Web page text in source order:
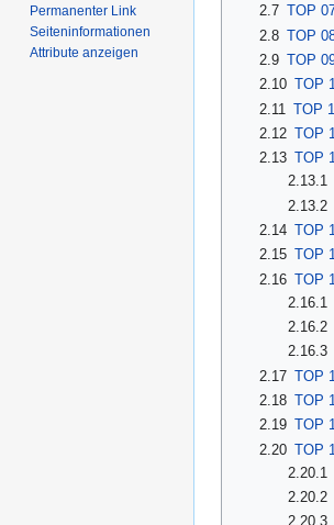
2.7 TOP
2.8 TOP
2.9 TOP
2.10 TOP
2.11
TOP
2.12 TOP
2.13 TOP
2.13.1
2.13.2
2.14 TOP
2.15 TOP
2.16 TOP
2.16.1
2.16.2
2.16.3
2.17 TOP
2.18 TOP
2.19 TOP
2.20 TOP
2.20.1
2.20.2
2.20.3
Permanenter Link
Seiten­­informationen
Attribute anzeigen